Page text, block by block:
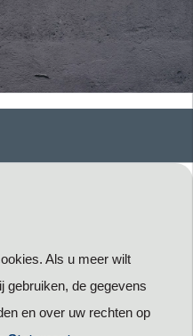
Als u meer wilt
gebruiken, de gegevens
en over uw rechten op